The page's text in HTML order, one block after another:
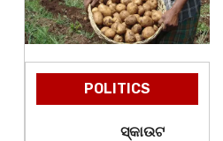
POLITICS
ସ୍କାଉଟ